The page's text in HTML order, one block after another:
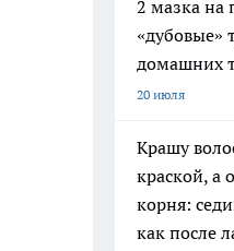
2 мазка на
«дубовые»
домашних
20 июля
Крашу
краской, а
корня:
как после